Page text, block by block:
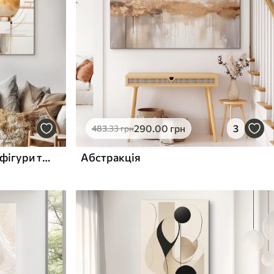
Абстрактні геометричні фігури та кола з жовтими акцентами, фактурні малюнки
483.33грн290.00 грн 3
Абстракція